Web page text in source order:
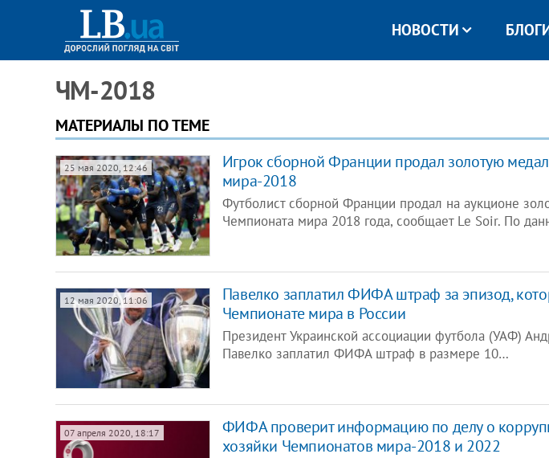
НОВОСТИ
ЧМ-2018
МАТЕРИАЛЫ ПО ТЕМЕ
25 мая 2020, 12:46
Игрок сборной Франции продал золотую
мира-2018
Футболист сборной Франции продал на аукционе
Чемпионата мира 2018 года, сообщает Le Soir. По
12 мая 2020, 11:06
Павелко заплатил ФИФА штраф за эпизод,
Чемпионате мира в России
Президент Украинской ассоциации футбола (УАФ)
Павелко заплатил ФИФА штраф в размере 10…
07 апреля 2020, 18:17
ФИФА проверит информацию по делу о
хозяйки Чемпионатов мира-2018 и 2022